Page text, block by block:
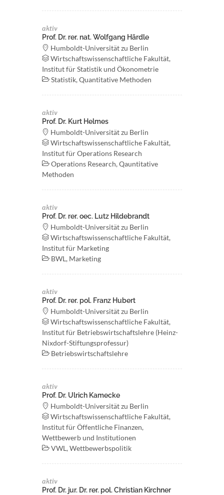
aktiv
Prof. Dr. rer. nat. Wolfgang Härdle
Humboldt-Universität zu Berlin
Wirtschaftswissenschaftliche Fakultät,
Institut für Statistik und Ökonometrie
Statistik, Quantitative Methoden
aktiv
Prof. Dr. Kurt Helmes
Humboldt-Universität zu Berlin
Wirtschaftswissenschaftliche Fakultät,
Institut für Operations Research
Operations Research, Qauntitative
Methoden
aktiv
Prof. Dr. rer. oec. Lutz Hildebrandt
Humboldt-Universität zu Berlin
Wirtschaftswissenschaftliche Fakultät,
Institut für Marketing
BWL, Marketing
aktiv
Prof. Dr. rer. pol. Franz Hubert
Humboldt-Universität zu Berlin
Wirtschaftswissenschaftliche Fakultät,
Institut für Betriebswirtschaftslehre (Heinz-
Nixdorf-Stiftungsprofessur)
Betriebswirtschaftslehre
aktiv
Prof. Dr. Ulrich Kamecke
Humboldt-Universität zu Berlin
Wirtschaftswissenschaftliche Fakultät,
Institut für Öffentliche Finanzen,
Wettbewerb und Institutionen
VWL, Wettbewerbspolitik
aktiv
Prof. Dr. jur. Dr. rer. pol. Christian Kirchner